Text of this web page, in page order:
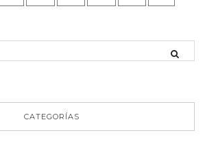
CATEGORÍAS